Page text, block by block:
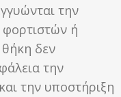
την
ή
δεν
την
την υποστήριξη